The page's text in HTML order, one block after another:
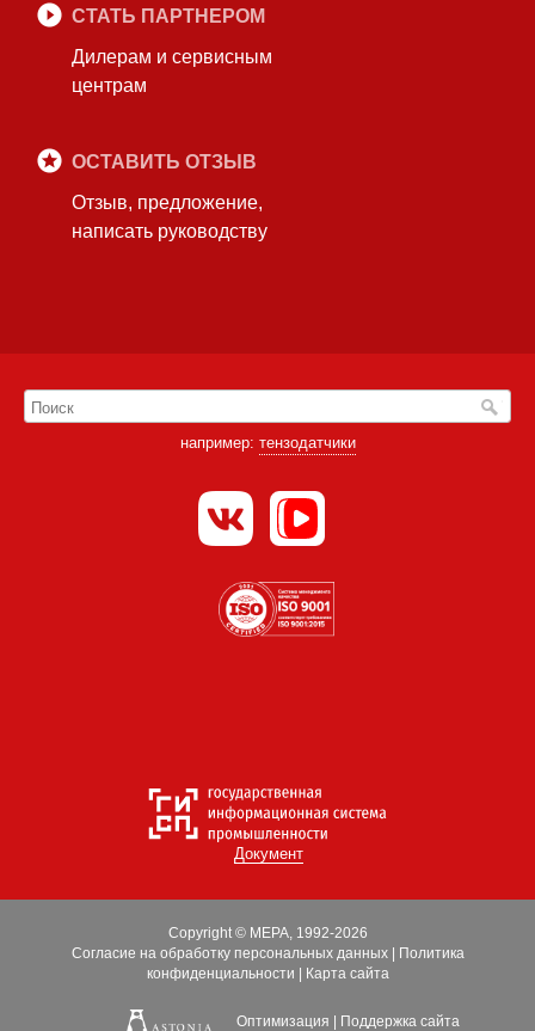
СТАТЬ ПАРТНЕРОМ
Дилерам и сервисным
центрам
ОСТАВИТЬ ОТЗЫВ
Отзыв, предложение,
написать руководству
например: тензодатчики
Документ
Copyright © МЕРА, 1992-2026
Согласие на обработку персональных данных|
Политика
конфиденциальности
Карта сайта
Оптимизация Поддержка сайта